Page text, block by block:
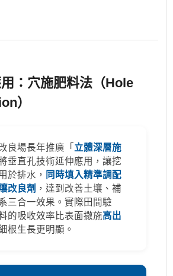
：穴施肥料法（Hole
）
良場長年推廣「 立體深層施
垂直孔技術延伸應用，讓挖
於排水， 同時填入精準調配
改良劑 ，達到改善土壤、補
三合一效果。實際田間驗
的吸收效率比表面撒施高出
根生長更明顯。